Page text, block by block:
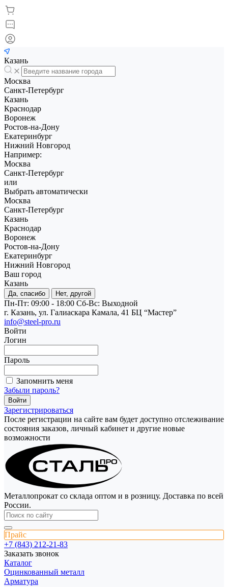
Казань
Москва
Санкт-Петербург
Казань
Краснодар
Воронеж
Ростов-на-Дону
Екатеринбург
Нижний Новгород
Например:
Москва
Санкт-Петербург
или
Выбрать автоматически
Москва
Санкт-Петербург
Казань
Краснодар
Воронеж
Ростов-на-Дону
Екатеринбург
Нижний Новгород
Ваш город
Казань
Да, спасибо Нет, другой
Пн-Пт: 09:00 - 18:00 Cб-Вс: Выходной
г. Казань, ул. Галиаскара Камала, 41 БЦ “Мастер”
info@steel-pro.ru
Войти
Логин
Пароль
Запомнить меня
Забыли пароль?
Зарегистрироваться
После регистрации на сайте вам будет доступно отслеживание
состояния заказов, личный кабинет и другие новые
возможности
Металлопрокат со склада оптом и в розницу. Доставка по всей
России.
Прайс
+7 (843) 212-21-83
Заказать звонок
Каталог
Оцинкованный металл
Арматура